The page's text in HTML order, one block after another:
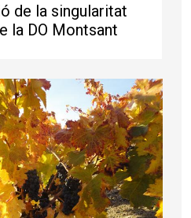
de la singularitat
la DO Montsant